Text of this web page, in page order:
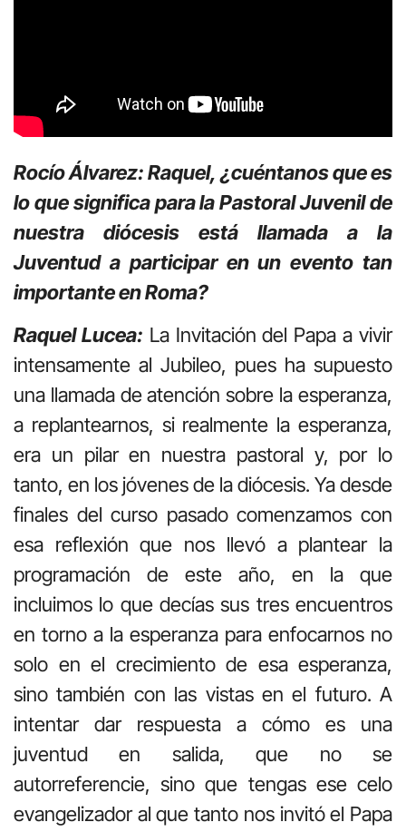
Rocío Álvarez: Raquel, ¿cuéntanos que es
lo que significa para la Pastoral Juvenil de
nuestra diócesis está llamada a la
Juventud a participar en un evento tan
importante en Roma?
Raquel Lucea: La Invitación del Papa a vivir
intensamente al Jubileo, pues ha supuesto
una llamada de atención sobre la esperanza,
a replantearnos, si realmente la esperanza,
era un pilar en nuestra pastoral y, por lo
tanto, en los jóvenes de la diócesis. Ya desde
finales del curso pasado comenzamos con
esa reflexión que nos llevó a plantear la
programación de este año, en la que
incluimos lo que decías sus tres encuentros
en torno a la esperanza para enfocarnos no
solo en el crecimiento de esa esperanza,
sino también con las vistas en el futuro. A
intentar dar respuesta a cómo es una
juventud en salida, que no se
autorreferencie, sino que tengas ese celo
evangelizador al que tanto nos invitó el Papa